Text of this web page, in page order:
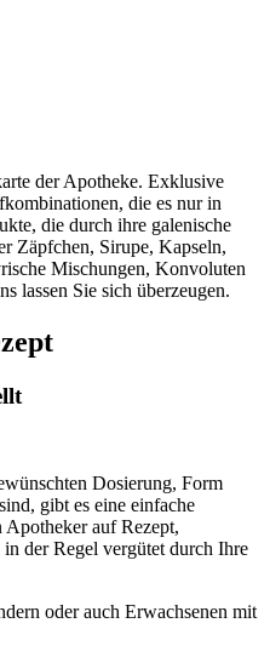
der Apotheke. Exklusive
die es nur in
die durch ihre galenische
Zäpfchen, Sirupe, Kapseln,
Mischungen, Konvoluten
lassen Sie sich überzeugen.
Dosierung, Form
gibt es eine einfache
auf Rezept,
der Regel vergütet durch Ihre
oder auch Erwachsenen mit